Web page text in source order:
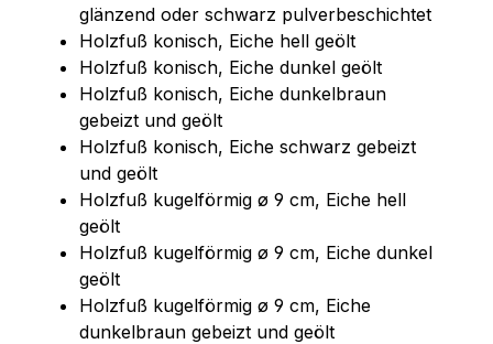
glänzend oder schwarz pulverbeschichtet
Holzfuß konisch, Eiche hell geölt
Holzfuß konisch, Eiche dunkel geölt
Holzfuß konisch, Eiche dunkelbraun
gebeizt und geölt
Holzfuß konisch, Eiche schwarz gebeizt
und geölt
Holzfuß kugelförmig ø 9 cm, Eiche hell
geölt
Holzfuß kugelförmig ø 9 cm, Eiche dunkel
geölt
Holzfuß kugelförmig ø 9 cm, Eiche
dunkelbraun gebeizt und geölt